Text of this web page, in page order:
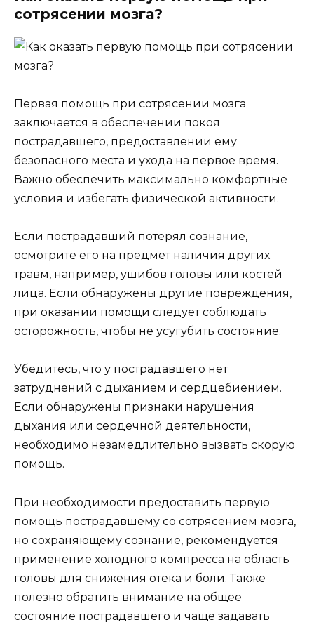
сотрясении мозга?
Первая помощь при сотрясении мозга
заключается в обеспечении покоя
пострадавшего, предоставлении ему
безопасного места и ухода на первое время.
Важно обеспечить максимально комфортные
условия и избегать физической активности.
Если пострадавший потерял сознание,
осмотрите его на предмет наличия других
травм, например, ушибов головы или костей
лица. Если обнаружены другие повреждения,
при оказании помощи следует соблюдать
осторожность, чтобы не усугубить состояние.
Убедитесь, что у пострадавшего нет
затруднений с дыханием и сердцебиением.
Если обнаружены признаки нарушения
дыхания или сердечной деятельности,
необходимо незамедлительно вызвать скорую
помощь.
При необходимости предоставить первую
помощь пострадавшему со сотрясением мозга,
но сохраняющему сознание, рекомендуется
применение холодного компресса на область
головы для снижения отека и боли. Также
полезно обратить внимание на общее
состояние пострадавшего и чаще задавать